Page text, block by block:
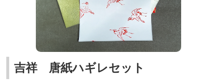
吉祥 唐紙ハギレセット